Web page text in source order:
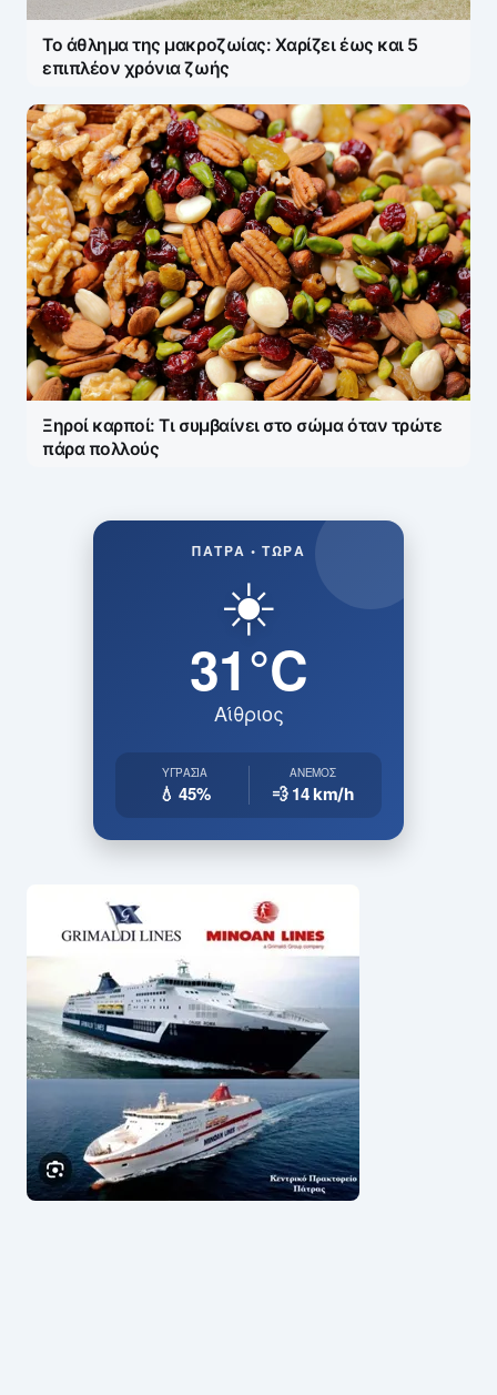
Το άθλημα της μακροζωίας: Χαρίζει έως και 5
επιπλέον χρόνια ζωής
Ξηροί καρποί: Τι συμβαίνει στο σώμα όταν τρώτε
πάρα πολλούς
ΠΆΤΡΑ • ΤΏΡΑ
☀️
31°C
Αίθριος
ΥΓΡΑΣΊΑ
💧 45%
ΆΝΕΜΟΣ
💨 14km/h